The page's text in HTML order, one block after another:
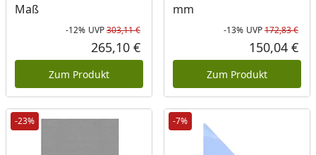
Maß
Rabatt in Prozent
-12%
Ursprünglicher Preis
UVP303,11 €
Aktueller Preis
265,10 €
Zum Produkt
mm
-13% UVP172,83 €
150,04 €
Zum Produkt
-23% -7%